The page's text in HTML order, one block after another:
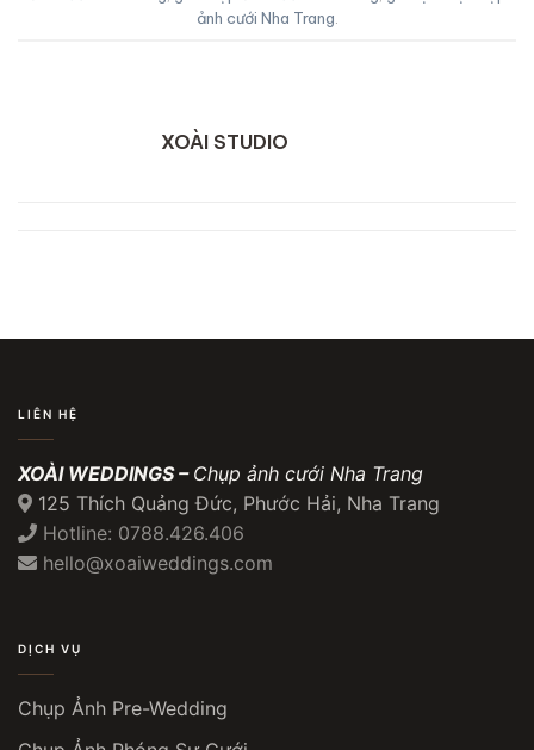
ảnh cưới Nha Trang.
XOÀI STUDIO
LIÊN HỆ
XOÀI WEDDINGS – Chụp ảnh cưới Nha Trang
125 Thích Quảng Đức, Phước Hải, Nha Trang
Hotline: 0788.426.406
hello@xoaiweddings.com
DỊCH VỤ
Chụp Ảnh Pre-Wedding